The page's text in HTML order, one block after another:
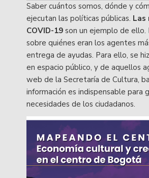
Saber cuántos somos, dónde y
ejecutan las políticas públicas. Las
COVID-19son un ejemplo de
sobre quiénes eran los agentes
entrega de ayudas. Para ello, se
en espacio público, y de aquellos
web de la Secretaría de Cultura,
información es indispensable
necesidades de los ciudadanos.